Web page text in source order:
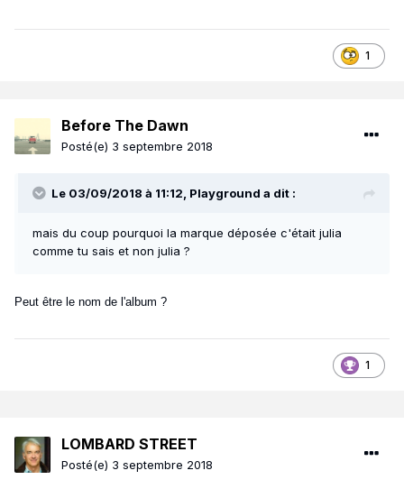
1
Before The Dawn
Posté(e) 3 septembre 2018
Le 03/09/2018 à 11:12, Playground a dit :
mais du coup pourquoi la marque déposée c'était julia
comme tu sais et non julia ?
Peut être le nom de l'album ?
1
LOMBARD STREET
Posté(e) 3 septembre 2018